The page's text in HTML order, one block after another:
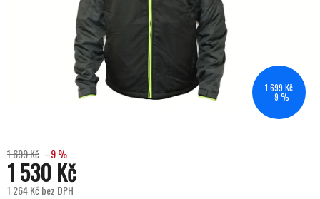
1 699 Kč
–9 %
1 699 Kč –9 %
1 530 Kč
1 264 Kč bez DPH